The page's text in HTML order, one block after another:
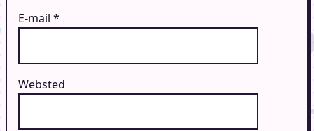
E-mail *
Websted